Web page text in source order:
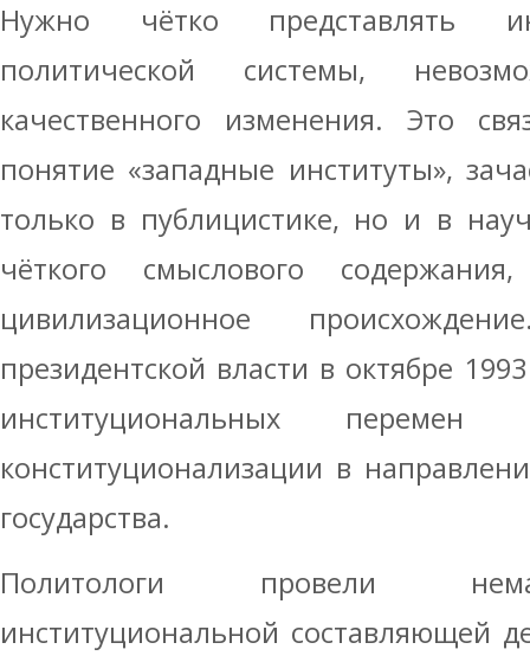
Нужно чётко представлять
политической системы,
качественного изменения. Это
понятие «западные институты»,
только в публицистике, но и в
чёткого смыслового
цивилизационное
президентской власти в октябре
институциональных
конституционализации в
государства.
Политологи провели
институциональной составляющей